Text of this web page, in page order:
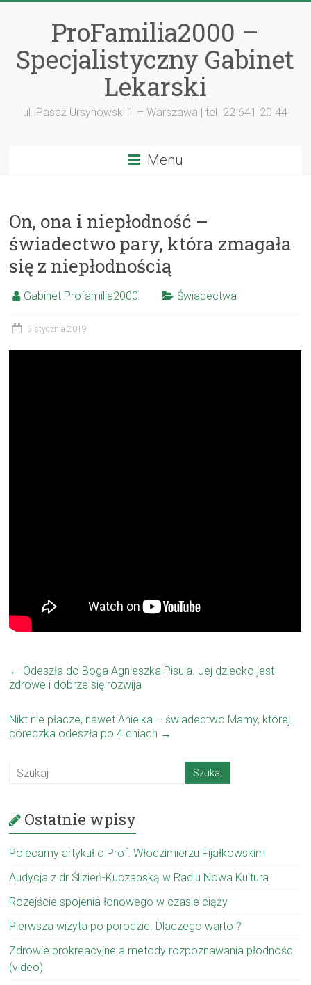
ProFamilia2000 –
Specjalistyczny Gabinet
Lekarski
ul. Pasaż Ursynowski 1 – Warszawa | tel. 22 641 20 44
Menu
On, ona i niepłodność –
świadectwo pary, która zmagała
się z niepłodnością
Gabinet Profamilia2000 Świadectwa
5 stycznia 2019
← Odeszła do Boga Agnieszka Pisula. Jej dziecko jest
zdrowe i dobrze się rozwija
Nikt nie płacze, nawet Anielka – świadectwo Mamy, której
córeczka odeszła po 4 dniach →
Ostatnie wpisy
Polecamy artykuł o Prof. Włodzimierzu Fijałkowskim
Audycja z dr Ślizień-Kuczapską w Radiu Nowa Kultura
Rozejście spojenia łonowego w czasie ciąży
Pierwsza wizyta po porodzie. Dlaczego warto ?
Zdrowie prokreacyjne a metody rozpoznawania płodności
(video)